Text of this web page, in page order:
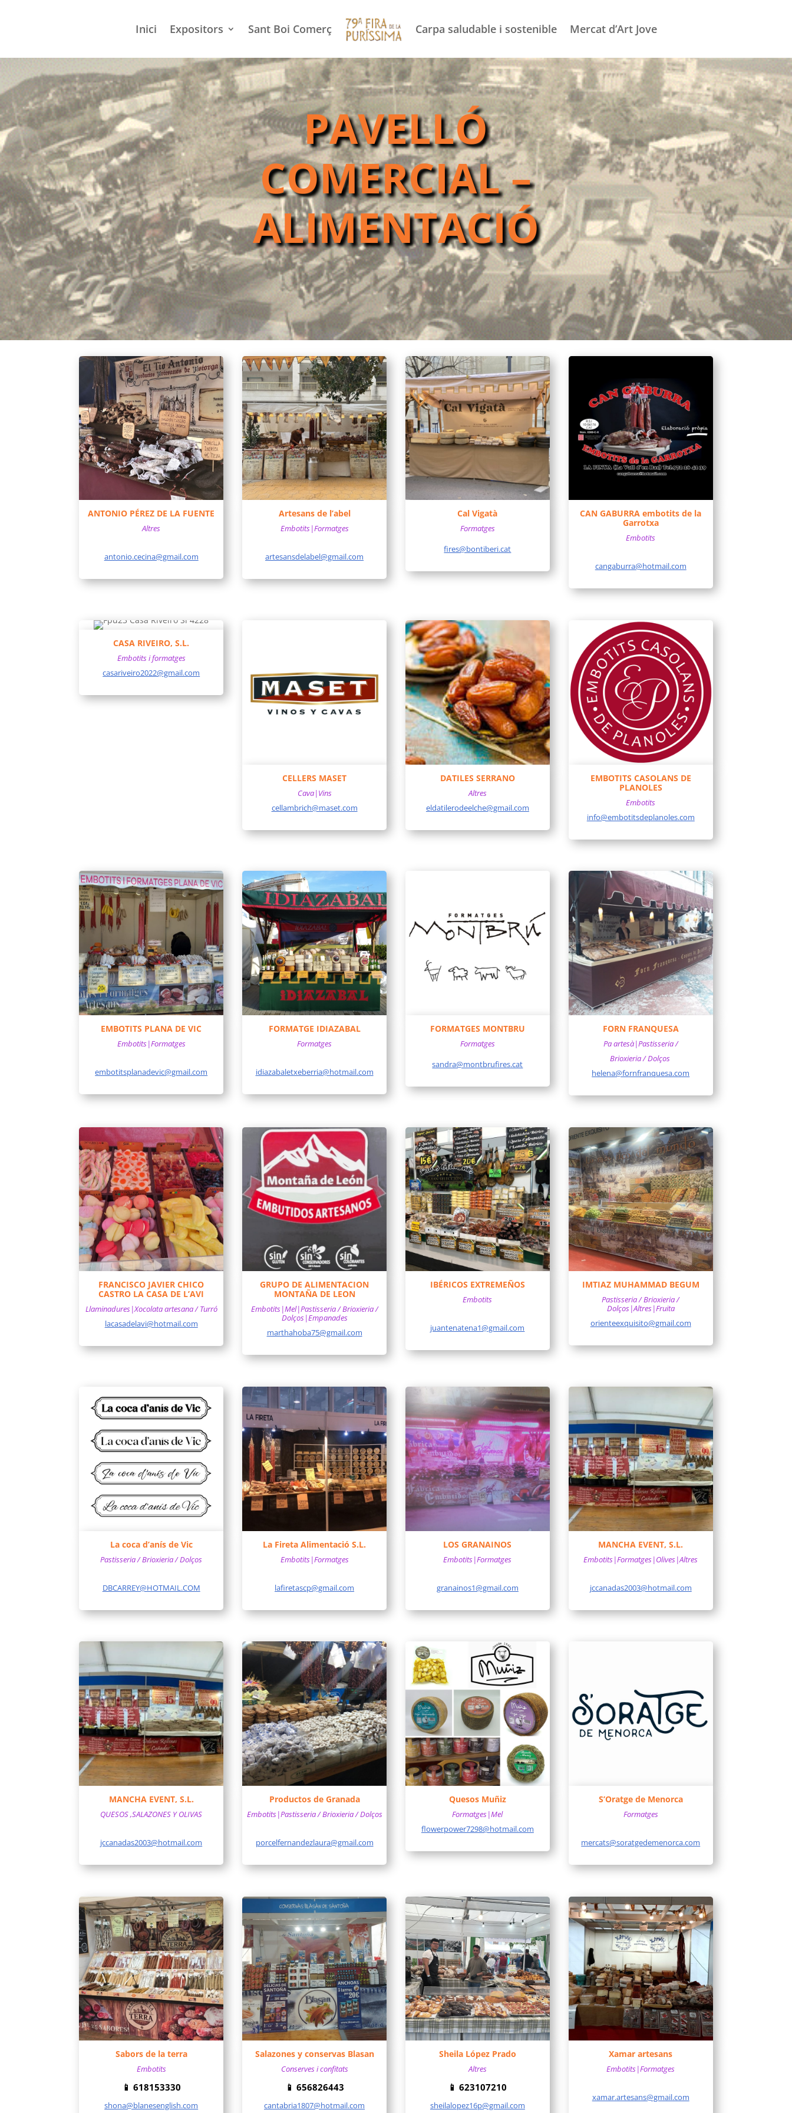
Inici Expositors Sant Boi Comerç Carpa saludable i sostenible Mercat d’Art Jove
PAVELLÓ
COMERCIAL –
ALIMENTACIÓ
ANTONIO PÉREZ DE LA FUENTE
Altres
antonio.cecina@gmail.com
Artesans de l’abel
Embotits|Formatges
artesansdelabel@gmail.com
Cal Vigatà
Formatges
fires@bontiberi.cat
CAN GABURRA embotits de la
Garrotxa
Embotits
cangaburra@hotmail.com
CASA RIVEIRO, S.L.
Embotits i formatges
casariveiro2022@gmail.com
CELLERS MASET
Cava|Vins
cellambrich@maset.com
DATILES SERRANO
Altres
eldatilerodeelche@gmail.com
EMBOTITS CASOLANS DE
PLANOLES
Embotits
info@embotitsdeplanoles.com
EMBOTITS PLANA DE VIC
Embotits|Formatges
embotitsplanadevic@gmail.com
FORMATGE IDIAZABAL
Formatges
idiazabaletxeberria@hotmail.com
FORMATGES MONTBRU
Formatges
sandra@montbrufires.cat
FORN FRANQUESA
Pa artesà|Pastisseria /
Brioxieria / Dolços
helena@fornfranquesa.com
FRANCISCO JAVIER CHICO
CASTRO LA CASA DE L’AVI
Llaminadures|Xocolata artesana / Turró
lacasadelavi@hotmail.com
GRUPO DE ALIMENTACION
MONTAÑA DE LEON
Embotits|Mel|Pastisseria / Brioxieria /
Dolços|Empanades
marthahoba75@gmail.com
IBÉRICOS EXTREMEÑOS
Embotits
juantenatena1@gmail.com
IMTIAZ MUHAMMAD BEGUM
Pastisseria / Brioxieria /
Dolços|Altres|Fruita
orienteexquisito@gmail.com
La coca d’anís de Vic
Pastisseria / Brioxieria / Dolços
DBCARREY@HOTMAIL.COM
La Fireta Alimentació S.L.
Embotits|Formatges
lafiretascp@gmail.com
LOS GRANAINOS
Embotits|Formatges
granainos1@gmail.com
MANCHA EVENT, S.L.
Embotits|Formatges|Olives|Altres
jccanadas2003@hotmail.com
MANCHA EVENT, S.L.
QUESOS ,SALAZONES Y OLIVAS
jccanadas2003@hotmail.com
Productos de Granada
Embotits|Pastisseria / Brioxieria / Dolços
porcelfernandezlaura@gmail.com
Quesos Muñiz
Formatges|Mel
flowerpower7298@hotmail.com
S’Oratge de Menorca
Formatges
mercats@soratgedemenorca.com
Sabors de la terra
Embotits
📱 618153330
shona@blanesenglish.com
Salazones y conservas Blasan
Conserves i confitats
📱 656826443
cantabria1807@hotmail.com
Sheila López Prado
Altres
📱623107210
sheilalopez16p@gmail.com
Xamar artesans
Embotits|Formatges
xamar.artesans@gmail.com